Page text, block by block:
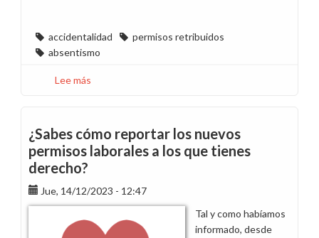
accidentalidad
permisos retribuidos
absentismo
Lee más
excepto
Endesa
en
la
provincia
¿Sabes cómo reportar los nuevos
permisos laborales a los que tienes
derecho?
Jue, 14/12/2023 - 12:47
Tal y como habíamos
informado, desde